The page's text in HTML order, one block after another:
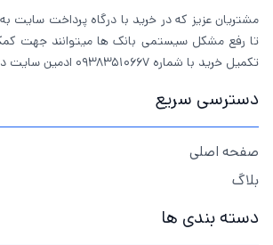
مشتریان عزیز که در خرید با درگاه پرداخت سایت
تا رفع مشکل سیستمی بانک ها میتوانند جهت
تکمیل خرید با شماره 09383510667 ادمین سایت در ارتباط باشند.
دسترسی سریع
صفحه اصلی
بلاگ
دسته بندی ها